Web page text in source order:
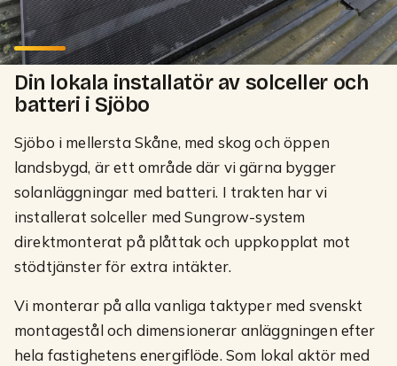
Din lokala installatör av solceller och
batteri i Sjöbo
Sjöbo i mellersta Skåne, med skog och öppen
landsbygd, är ett område där vi gärna bygger
solanläggningar med batteri. I trakten har vi
installerat solceller med Sungrow-system
direktmonterat på plåttak och uppkopplat mot
stödtjänster för extra intäkter.
Vi monterar på alla vanliga taktyper med svenskt
montagestål och dimensionerar anläggningen efter
hela fastighetens energiflöde. Som lokal aktör med